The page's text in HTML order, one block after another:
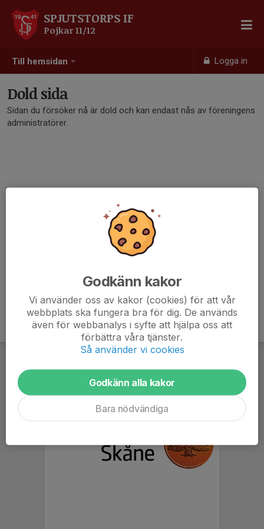
Till hemsidan Logga in
SPJUTSTORPS IF
Pojkar 11/12
Dold sida
Sidan du försöker nå är dold och kan endast nås av föreningens
administratörer.
Godkänn kakor
Vi använder oss av kakor (cookies) för att vår
webbplats ska fungera bra för dig. De används
även för webbanalys i syfte att hjälpa oss att
förbättra våra tjänster.
Så använder vi cookies
Godkänn alla kakor
Bara nödvändiga